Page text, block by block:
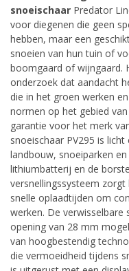
snoeischaar Predator
voor diegenen die geen
hebben, maar een
snoeien van hun tuin of
boomgaard of wijngaard.
onderzoek dat aandacht
die in het groen werken
normen op het gebied
garantie voor het merk
snoeischaar PV295 is
landbouw, snoeiparken
lithiumbatterij en de
versnellingssysteem
snelle oplaadtijden om
werken. De verwisselbare
opening van 28 mm
van hoogbestendig
die vermoeidheid tijdens